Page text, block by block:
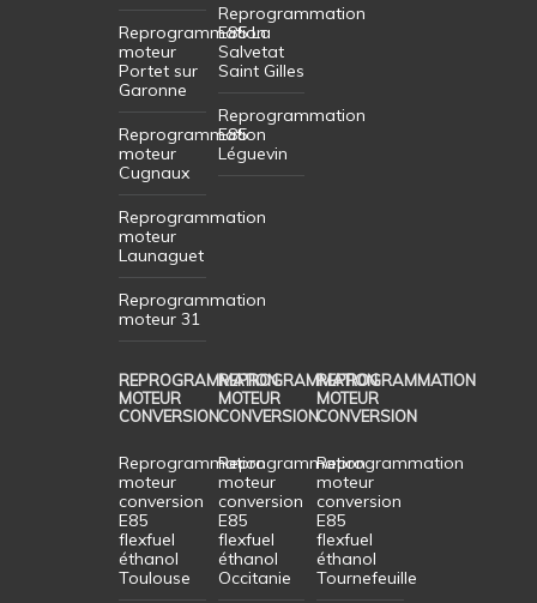
Reprogrammation
moteur
Portet sur
Garonne
Reprogrammation
moteur
Cugnaux
Reprogrammation
moteur
Launaguet
Reprogrammation
moteur 31
Reprogrammation
E85 La
Salvetat
Saint Gilles
Reprogrammation
E85
Léguevin
REPROGRAMMATION
MOTEUR
CONVERSION
Reprogrammation
moteur
conversion
E85
flexfuel
éthanol
Toulouse
REPROGRAMMATION
MOTEUR
CONVERSION
Reprogrammation
moteur
conversion
E85
flexfuel
éthanol
Occitanie
REPROGRAMMATION
MOTEUR
CONVERSION
Reprogrammation
moteur
conversion
E85
flexfuel
éthanol
Tournefeuille